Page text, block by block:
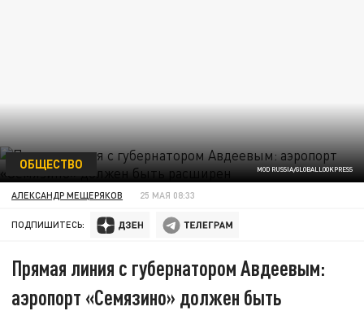
MOD RUSSIA/GLOBALLOOKPRESS
ОБЩЕСТВО
АЛЕКСАНДР МЕЩЕРЯКОВ 25 МАЯ 08:33
ПОДПИШИТЕСЬ:
Прямая линия с губернатором Авдеевым:
аэропорт «Семязино» должен быть